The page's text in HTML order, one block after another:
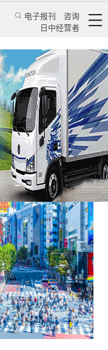
电子报刊
咨询
日中经营者
了？